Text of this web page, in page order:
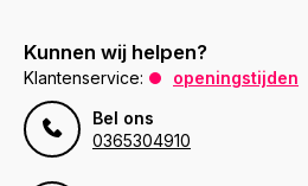
Kunnen wij helpen?
Klantenservice:
openingstijden
Bel ons
0365304910